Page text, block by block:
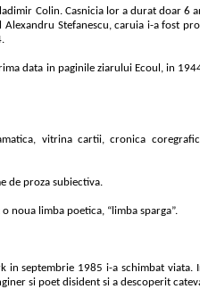
Colin. Casnicia lor a durat doar 6
Stefanescu, caruia i-a fost
data in paginile ziarului Ecoul, in
vitrina cartii, cronica
de proza subiectiva.
noua limba poetica, “limba sparga”.
in septembrie 1985 i-a schimbat
si poet disident si a descoperit